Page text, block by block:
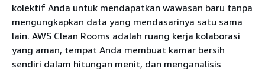
kolektif Anda untuk mendapatkan wawasan baru tanpa
mengungkapkan data yang mendasarinya satu sama
lain. AWS Clean Rooms adalah ruang kerja kolaborasi
yang aman, tempat Anda membuat kamar bersih
sendiri dalam hitungan menit, dan menganalisis